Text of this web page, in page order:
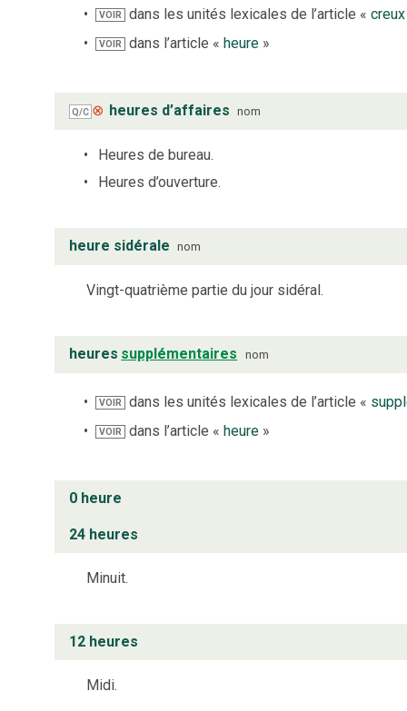
VOIR dans les unités lexicales de l’article «creux
VOIR dans l’article «heure »
Q/C ⊗ heures d’affaires nom
Heures de bureau.
Heures d’ouverture.
heure sidérale nom
Vingt-quatrième partie du jour sidéral.
heures supplémentaires nom
VOIR dans les unités lexicales de l’article «
VOIR dans l’article «heure »
0 heure
24 heures
Minuit.
12 heures
Midi.